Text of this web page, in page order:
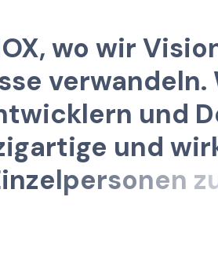
OX, wo wir Visio
se verwandeln.
twicklern und D
igartige und wir
inzelpersonen z